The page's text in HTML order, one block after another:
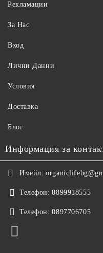
Рекламации
За Нас
Вход
Лични Данни
Условия
Доставка
Блог
Информация за
Имейл:
Телефон: 0899918555
Телефон: 0897706705